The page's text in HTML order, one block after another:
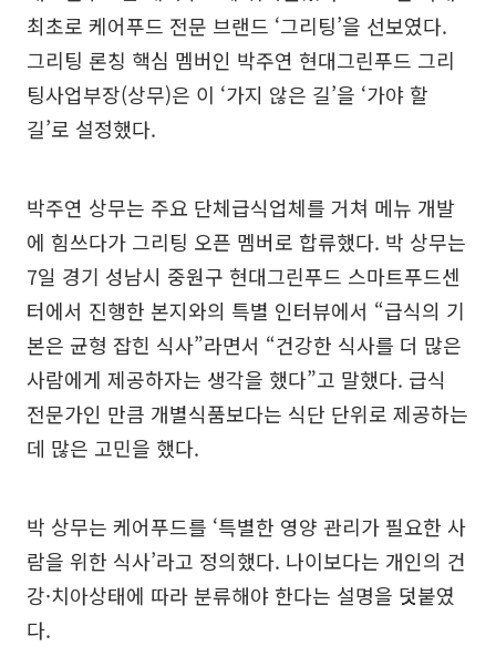
최초로 케어푸드 전문 브랜드 ‘그리팅’을 선보였다.
그리팅 론칭 핵심 멤버인 박주연 현대그린푸드 그리
팅사업부장(상무)은 이 ‘가지 않은 길’을 ‘가야 할
길’로 설정했다.
박주연 상무는 주요 단체급식업체를 거쳐 메뉴 개발
에 힘쓰다가 그리팅 오픈 멤버로 합류했다. 박 상무는
7일 경기 성남시 중원구 현대그린푸드 스마트푸드센
터에서 진행한 본지와의 특별 인터뷰에서 “급식의 기
본은 균형 잡힌 식사”라면서 “건강한 식사를 더 많은
사람에게 제공하자는 생각을 했다”고 말했다. 급식
전문가인 만큼 개별식품보다는 식단 단위로 제공하는
데 많은 고민을 했다.
박 상무는 케어푸드를 ‘특별한 영양 관리가 필요한 사
람을 위한 식사’라고 정의했다. 나이보다는 개인의 건
강·치아상태에 따라 분류해야 한다는 설명을 덧붙였
다.